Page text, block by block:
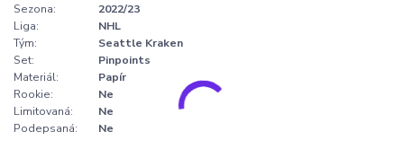
Sezona:
2022/23
Liga:
NHL
Tým:
Seattle Kraken
Set:
Pinpoints
Materiál:
Papír
Rookie:
Ne
Limitovaná:
Ne
Podepsaná:
Ne